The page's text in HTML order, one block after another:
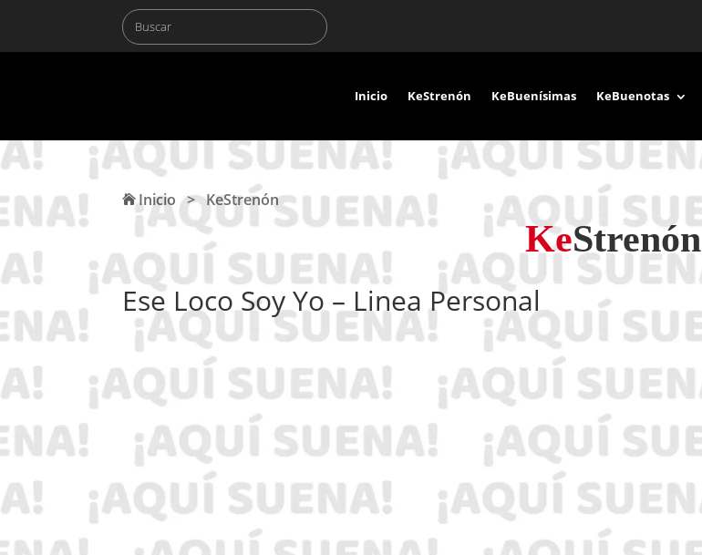
Inicio KeStrenón KeBuenísimas KeBuenotas
Inicio >KeStrenón
KeStrenón
Ese Loco Soy Yo – Linea Personal